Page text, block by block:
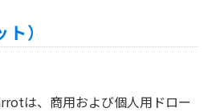
）
は、商用および個人用ドロー